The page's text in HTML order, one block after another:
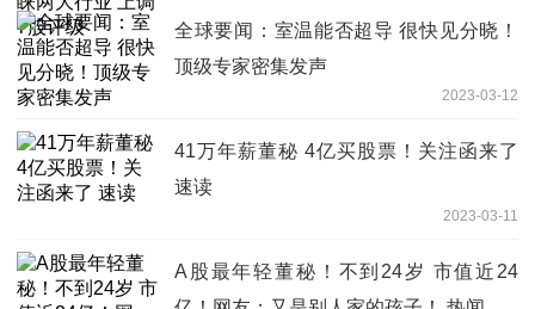
全球要闻：室温能否超导 很快见分晓！
顶级专家密集发声
2023-03-12
41万年薪董秘 4亿买股票！关注函来了
速读
2023-03-11
A股最年轻董秘！不到24岁 市值近24